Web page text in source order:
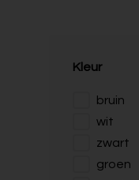
Kleur
bruin
wit
zwart
groen